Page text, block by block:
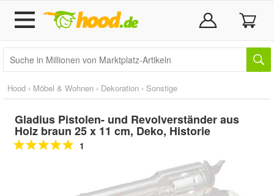
Hood › Möbel & Wohnen › Dekoration › Sonstige
Gladius Pistolen- und Revolverständer aus
Holz braun 25 x 11 cm, Deko, Historie
1